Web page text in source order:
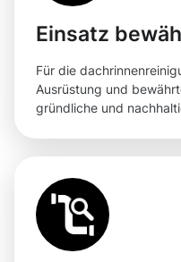
Einsatz
Für die
Ausrüstung und
gründliche und